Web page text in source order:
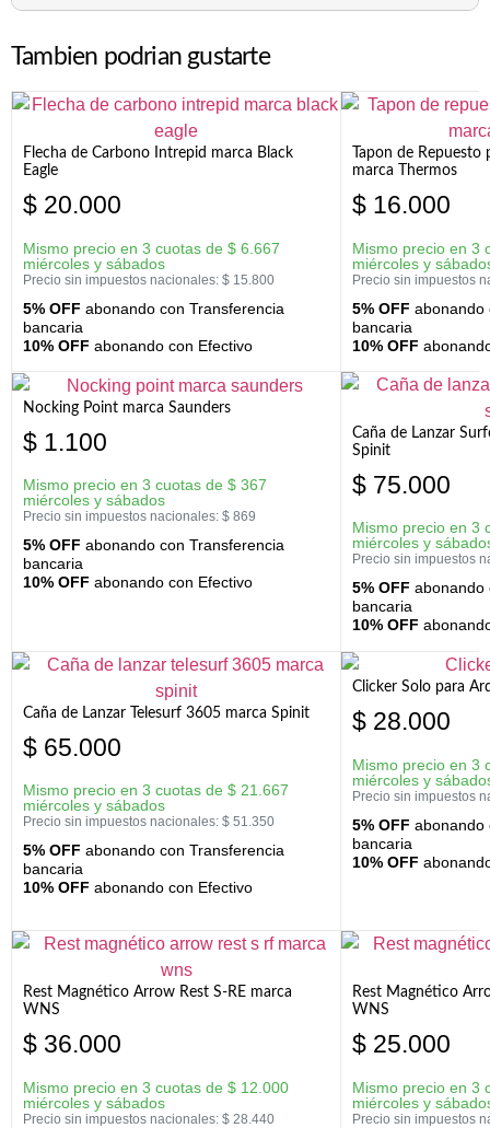
Tambien podrian gustarte
Flecha de Carbono Intrepid marca Black
Eagle
$ 20.000
Mismo precio en 3 cuotas de $ 6.667
miércoles y sábados
Precio sin impuestos nacionales: $ 15.800
5% OFF abonando con Transferencia
bancaria
10% OFF abonando con Efectivo
Tapon de Repuesto
marca Thermos
$ 16.000
Mismo precio en 3
miércoles y
Precio sin impuestos
5% OFF abonando
bancaria
10% OFF
Nocking Point marca Saunders
$ 1.100
Mismo precio en 3 cuotas de $ 367
miércoles y sábados
Precio sin impuestos nacionales: $ 869
5% OFF abonando con Transferencia
bancaria
10% OFF abonando con Efectivo
Caña de Lanzar
Spinit
$ 75.000
Mismo precio en 3
miércoles y
Precio sin impuestos
5% OFF abonando
bancaria
10% OFF
Caña de Lanzar Telesurf 3605 marca Spinit
$ 65.000
Mismo precio en 3 cuotas de $ 21.667
miércoles y sábados
Precio sin impuestos nacionales: $ 51.350
5% OFF abonando con Transferencia
bancaria
10% OFF abonando con Efectivo
Clicker Solo para
$ 28.000
Mismo precio en 3
miércoles y
Precio sin impuestos
5% OFF abonando
bancaria
10% OFF
Rest Magnético Arrow Rest S-RE marca
WNS
$ 36.000
Mismo precio en 3 cuotas de $ 12.000
miércoles y sábados
Precio sin impuestos nacionales: $ 28.440
Rest Magnético
WNS
$ 25.000
Mismo precio en 3
miércoles y
Precio sin impuestos